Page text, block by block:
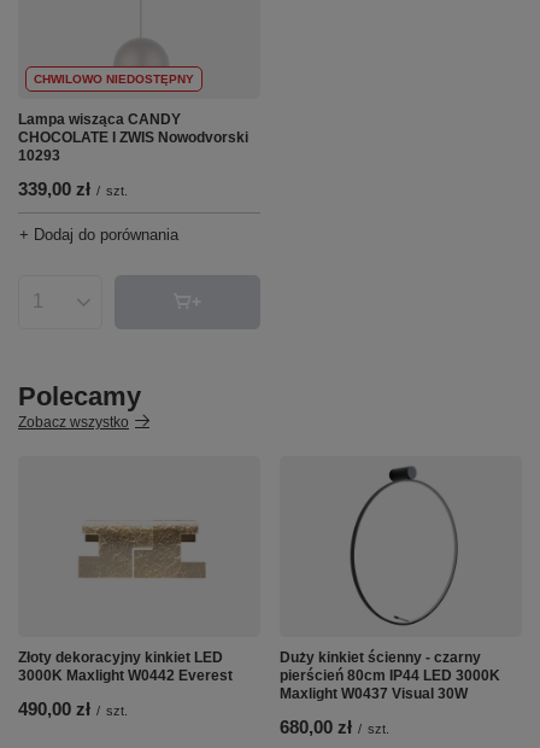
CHWILOWO NIEDOSTĘPNY
Lampa wisząca CANDY
CHOCOLATE I ZWIS Nowodvorski
10293
339,00 zł / szt.
+ Dodaj do porównania
Ilość produktów
Polecamy
Zobacz wszystko
Złoty dekoracyjny kinkiet LED
3000K Maxlight W0442 Everest
490,00 zł / szt.
Duży kinkiet ścienny - czarny
pierścień 80cm IP44 LED 3000K
Maxlight W0437 Visual 30W
680,00 zł / szt.